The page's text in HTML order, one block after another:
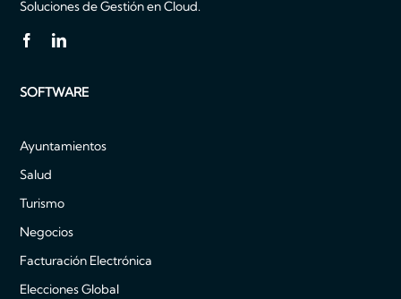
Soluciones de Gestión en Cloud.
SOFTWARE
Ayuntamientos
Salud
Turismo
Negocios
Facturación Electrónica
Elecciones Global